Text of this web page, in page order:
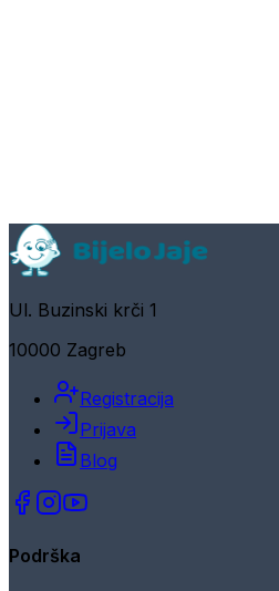
Ul. Buzinski krči 1
10000 Zagreb
Registracija
Prijava
Blog
Podrška